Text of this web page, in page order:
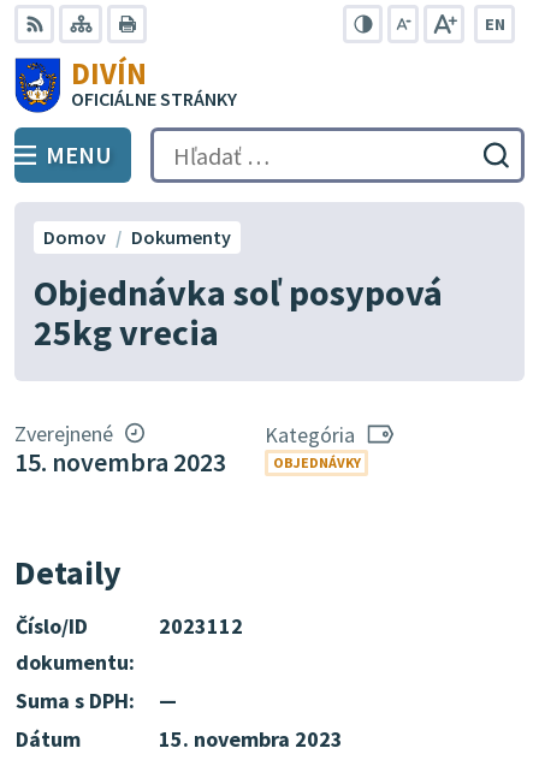
Preskočiť
na
obsah
RSS Mapa
EN
DIVÍN
OFICIÁLNE STRÁNKY
PREPNÚŤ
MENU Hľadať:
Objednávka soľ posypová
25kg vrecia
Domov Dokumenty
Zverejnené
15. novembra 2023
Kategória
OBJEDNÁVKY
Detaily
Číslo/ID
dokumentu:
2023112
Suma s DPH:
—
Dátum
15. novembra 2023